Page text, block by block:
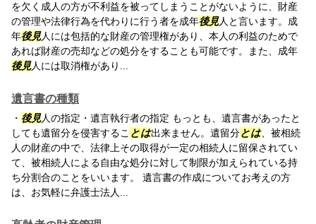
を欠く成人の方が不利益を被ってしまうことがないように、財産
の管理や法律行為を代わりに行う者を成年後見人と言います。成
年後見人には包括的な財産の管理権があり、本人の利益のためで
あれば財産の売却などの処分をすることも可能です。また、成年
後見人には取消権があり...
遺言書の種類
・ 後見人の指定・遺言執行者の指定 もっとも、遺言書があったと
しても遺留分を侵害するこ とは出来ません。遺留分とは、被相続
人の財産の中で、法律上その取得が一定の相続人に留保されてい
て、被相続人による自由な処分に対して制限が加えられている持
ち分割合のことをいいます。 遺言書の作成についてお考えの方
は、お気軽に弁護士法人...